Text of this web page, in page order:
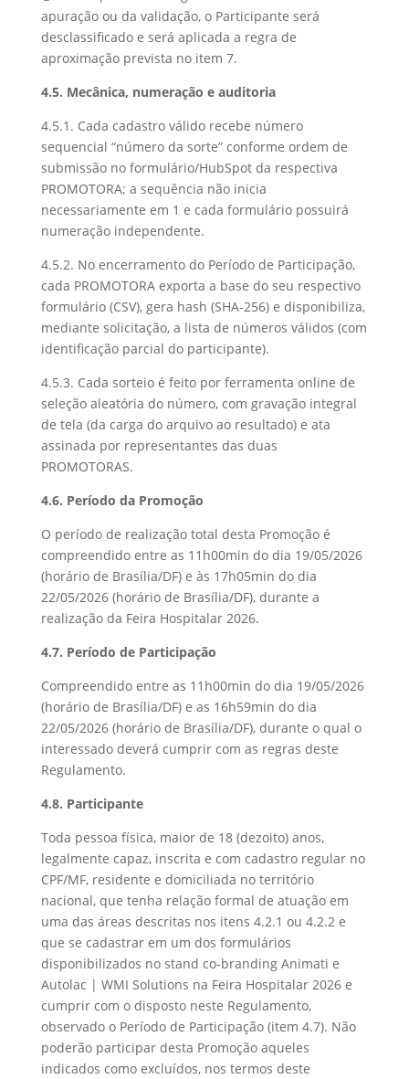
apuração ou da validação, o Participante será
desclassificado e será aplicada a regra de
aproximação prevista no item 7.
4.5. Mecânica, numeração e auditoria
4.5.1. Cada cadastro válido recebe número
sequencial “número da sorte” conforme ordem de
submissão no formulário/HubSpot da respectiva
PROMOTORA; a sequência não inicia
necessariamente em 1 e cada formulário possuirá
numeração independente.
4.5.2. No encerramento do Período de Participação,
cada PROMOTORA exporta a base do seu respectivo
formulário (CSV), gera hash (SHA-256) e disponibiliza,
mediante solicitação, a lista de números válidos (com
identificação parcial do participante).
4.5.3. Cada sorteio é feito por ferramenta online de
seleção aleatória do número, com gravação integral
de tela (da carga do arquivo ao resultado) e ata
assinada por representantes das duas
PROMOTORAS.
4.6. Período da Promoção
O período de realização total desta Promoção é
compreendido entre as 11h00min do dia 19/05/2026
(horário de Brasília/DF) e às 17h05min do dia
22/05/2026 (horário de Brasília/DF), durante a
realização da Feira Hospitalar 2026.
4.7. Período de Participação
Compreendido entre as 11h00min do dia 19/05/2026
(horário de Brasília/DF) e as 16h59min do dia
22/05/2026 (horário de Brasília/DF), durante o qual o
interessado deverá cumprir com as regras deste
Regulamento.
4.8. Participante
Toda pessoa física, maior de 18 (dezoito) anos,
legalmente capaz, inscrita e com cadastro regular no
CPF/MF, residente e domiciliada no território
nacional, que tenha relação formal de atuação em
uma das áreas descritas nos itens 4.2.1 ou 4.2.2 e
que se cadastrar em um dos formulários
disponibilizados no stand co-branding Animati e
Autolac | WMI Solutions na Feira Hospitalar 2026 e
cumprir com o disposto neste Regulamento,
observado o Período de Participação (item 4.7). Não
poderão participar desta Promoção aqueles
indicados como excluídos, nos termos deste